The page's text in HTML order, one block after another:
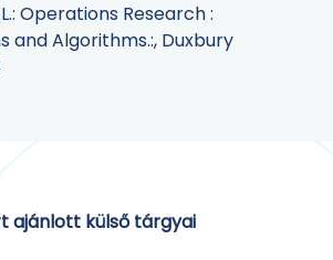
Operations Research :
and Algorithms.:, Duxbury
ajánlott külső tárgyai